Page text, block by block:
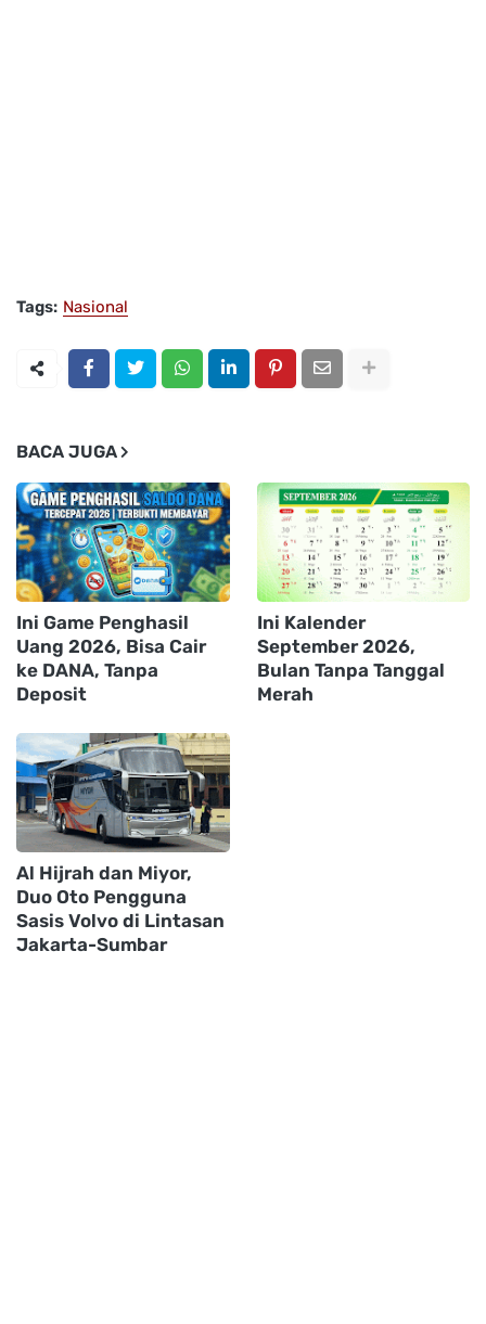
Tags: Nasional
BACA JUGA
Ini Game Penghasil
Uang 2026, Bisa Cair
ke DANA, Tanpa
Deposit
Ini Kalender
September 2026,
Bulan Tanpa Tanggal
Merah
Al Hijrah dan Miyor,
Duo Oto Pengguna
Sasis Volvo di Lintasan
Jakarta-Sumbar